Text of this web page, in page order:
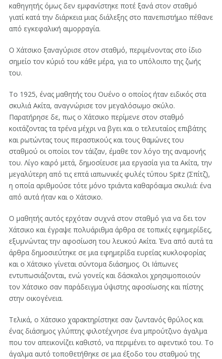
καθηγητής όμως δεν εμφανίστηκε ποτέ ξανά στον σταθμό
γιατί κατά την διάρκεια μιας διάλεξης στο πανεπιστήμιο πέθανε
από εγκεφαλική αιμορραγία.
Ο Χάτσικο ξαναγύρισε στον σταθμό, περιμένοντας στο ίδιο
σημείο τον κύριό του κάθε μέρα, για το υπόλοιπο της ζωής
του.
Το 1925, ένας μαθητής του Ουένο ο οποίος ήταν ειδικός στα
σκυλιά Ακίτα, αναγνώρισε τον μεγαλόσωμο σκύλο.
Παρατήρησε δε, πως ο Χάτσικο περίμενε στον σταθμό
κοιτάζοντας τα τρένα μέχρι να βγει και ο τελευταίος επιβάτης
και ρωτώντας τους περαστικούς και τους θαμώνες του
σταθμού οι οποίοι τον τάϊζαν, έμαθε τον λόγο της αναμονής
του. Λίγο καιρό μετά, δημοσίευσε μια εργασία για τα Ακίτα, την
μεγαλύτερη από τις επτά ιαπωνικές φυλές τύπου Spitz (Σπίτζ),
η οποία αριθμούσε τότε μόνο τριάντα καθαρόαιμα σκυλιά: ένα
από αυτά ήταν και ο Χάτσικο.
Ο μαθητής αυτός ερχόταν συχνά στον σταθμό για να δει τον
Χάτσικο και έγραψε πολυάριθμα άρθρα σε τοπικές εφημερίδες,
εξυμνώντας την αφοσίωση του λευκού Ακίτα. Ένα από αυτά τα
άρθρα δημοσιεύτηκε σε μια εφημερίδα ευρείας κυκλοφορίας
και ο Χάτσικο γίνεται σύντομα διάσημος. Οι Ιάπωνες
εντυπωσιάζονται, ενώ γονείς και δάσκαλοι χρησιμοποιούν
τον Χάτσικο σαν παράδειγμα ύψιστης αφοσίωσης και πίστης
στην οικογένεια.
Τελικά, ο Χάτσικο χαρακτηρίστηκε σαν ζωντανός θρύλος και
ένας διάσημος γλύπτης φιλοτέχνησε ένα μπρούτζινο άγαλμα
που τον απεικονίζει καθιστό, να περιμένει το αφεντικό του. Το
άγαλμα αυτό τοποθετήθηκε σε μια έξοδο του σταθμού της